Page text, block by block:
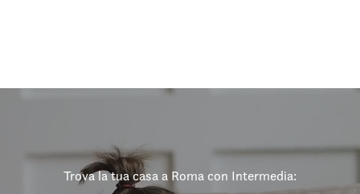
Trova la tua casa a Roma con Intermedia: